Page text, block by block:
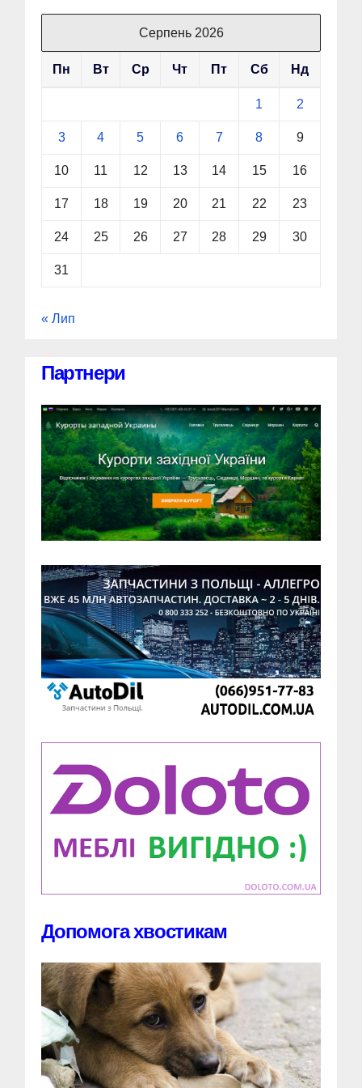
Серпень 2026
Пн Вт Ср Чт Пт Сб Нд
1 2
3 4 5 6 7 8 9
10 11 12 13 14 15 16
17 18 19 20 21 22 23
24 25 26 27 28 29 30
31
« Лип
Партнери
Допомога хвостикам